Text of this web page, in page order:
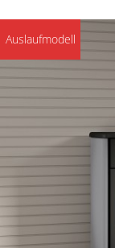
Auslaufmodell